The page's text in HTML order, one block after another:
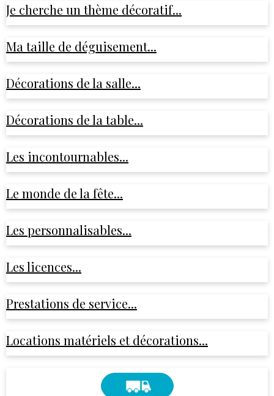
Je cherche un thème décoratif...
Ma taille de déguisement...
Décorations de la salle...
Décorations de la table...
Les incontournables...
Le monde de la fête...
Les personnalisables...
Les licences...
Prestations de service...
Locations matériels et décorations...